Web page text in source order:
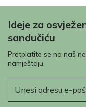
Ideje za
sandučiću
Pretplatite se na naš
namještaju.